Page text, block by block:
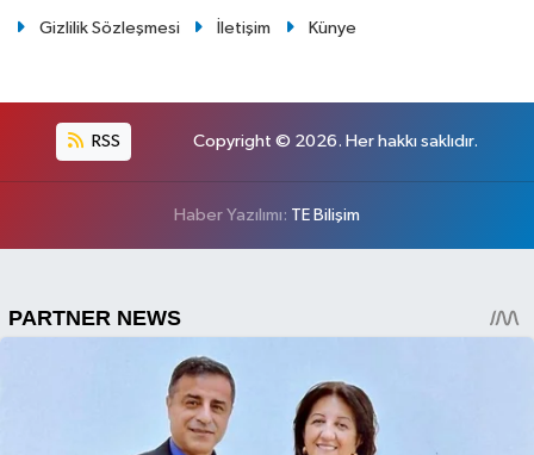
Gizlilik Sözleşmesi İletişim Künye
RSS Copyright © 2026. Her hakkı saklıdır.
Haber Yazılımı: TE Bilişim